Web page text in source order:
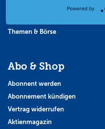
Themen & Börse
Abo & Shop
Abonnent werden
Abonnement kündigen
Vertrag widerrufen
Aktienmagazin
Powered by